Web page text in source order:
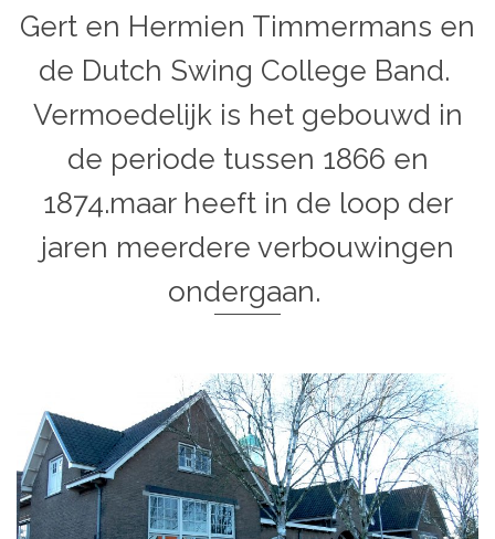
Gert en Hermien Timmermans en
de Dutch Swing College Band.
Vermoedelijk is het gebouwd in
de periode tussen 1866 en
1874.maar heeft in de loop der
jaren meerdere verbouwingen
ondergaan.